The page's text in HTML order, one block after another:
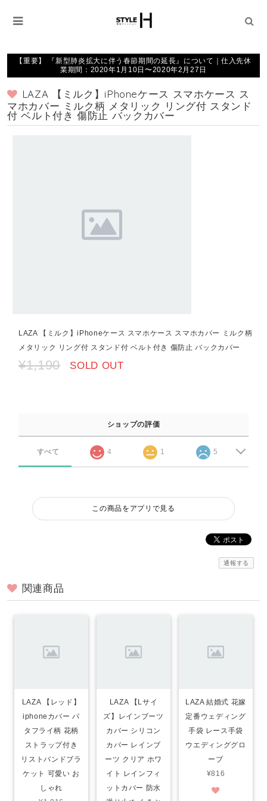
【重要】 『新型肺炎拡大に伴う春節期間の延長』について｜仕入先休
業期間：2020年1月10日〜2020年2月27日
LAZA 【ミルク】iPhoneケース スマホケース ス
マホカバー ミルク柄 メタリック リング付 スタンド
付 ベルト付き 傷防止 バックカバー
LAZA 【ミルク】iPhoneケース スマホケース スマホカバー ミルク柄
メタリック リング付 スタンド付 ベルト付き 傷防止 バックカバー
¥1,190 SOLD OUT
ショップの評価
すべて 4 1 5
この商品をアプリで見る
通報する
関連商品
LAZA 【レッド】
iphoneカバー バ
タフライ柄 花柄
ストラップ付き
リストバンドブラ
ケット 可愛い お
しゃれ
LAZA 【Lサイ
ズ】レインブーツ
カバー シリコン
カバー レインブ
ーツ クリア ホワ
イト レインフィ
ットカバー 防水
LAZA 結婚式 花嫁
定番ウェディング
手袋 レース手袋
ウエディンググロ
ーブ
¥816